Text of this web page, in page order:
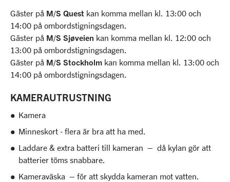
Gäster på M/S Quest kan komma mellan kl. 13:00 och
14:00 på ombordstigningsdagen.
Gäster på M/S Sjøveien kan komma mellan kl. 12:00 och
13:00 på ombordstigningsdagen.
Gäster på M/S Stockholm kan komma mellan kl. 13:00 och
14:00 på ombordstigningsdagen.
KAMERAUTRUSTNING
Kamera
Minneskort - flera är bra att ha med.
Laddare & extra batteri till kameran – då kylan gör att
batterier töms snabbare.
Kameraväska – för att skydda kameran mot vatten.